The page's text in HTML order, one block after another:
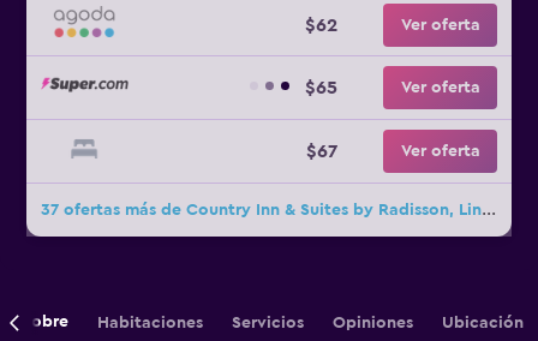
$62 Ver oferta
$65 Ver oferta
$67 Ver oferta
37 ofertas más de Country Inn & Suites by Radisson, Lincoln North
Sobre Habitaciones Servicios Opiniones Ubicación